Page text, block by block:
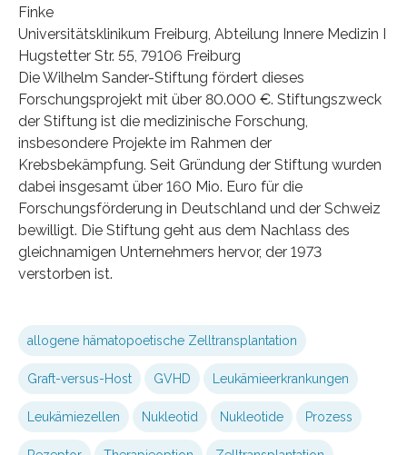
Finke
Universitätsklinikum Freiburg, Abteilung Innere Medizin I
Hugstetter Str. 55, 79106 Freiburg
Die Wilhelm Sander-Stiftung fördert dieses
Forschungsprojekt mit über 80.000 €. Stiftungszweck
der Stiftung ist die medizinische Forschung,
insbesondere Projekte im Rahmen der
Krebsbekämpfung. Seit Gründung der Stiftung wurden
dabei insgesamt über 160 Mio. Euro für die
Forschungsförderung in Deutschland und der Schweiz
bewilligt. Die Stiftung geht aus dem Nachlass des
gleichnamigen Unternehmers hervor, der 1973
verstorben ist.
allogene hämatopoetische Zelltransplantation
Graft-versus-Host GVHD Leukämieerkrankungen
Leukämiezellen Nukleotid Nukleotide Prozess